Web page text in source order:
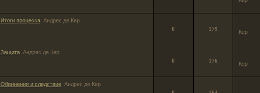
Итоги процесса Андрес де Кер
0
179
Кер
Защита Андрес де Кер
0
176
Кер
Обвинения и следствие Андрес де Кер